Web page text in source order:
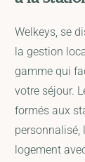
Welkeys, se
la gestion
gamme qui
votre séjour.
formés aux
personnalisé,
logement